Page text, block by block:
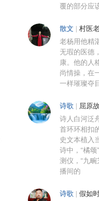
覆的部分应
散文 村医
老杨用他精
无瑕的医德
康。他的人
尚情操，在
一样璀璨夺
诗歌 屈原
诗人白河泛
首环环相扣
史文本植入
诗中，“橘
测仪，“九
播间的
诗歌 假如